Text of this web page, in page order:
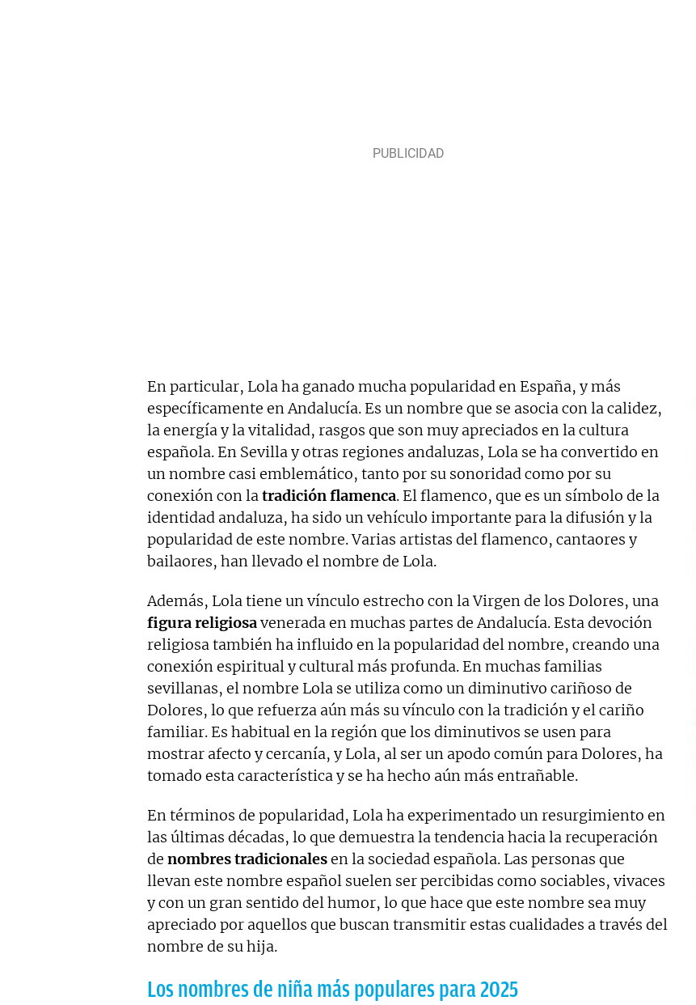
En particular, Lola ha ganado mucha popularidad en España, y más
específicamente en Andalucía. Es un nombre que se asocia con la calidez,
la energía y la vitalidad, rasgos que son muy apreciados en la cultura
española. En Sevilla y otras regiones andaluzas, Lola se ha convertido en
un nombre casi emblemático, tanto por su sonoridad como por su
conexión con latradición flamenca. El flamenco, que es un símbolo de la
identidad andaluza, ha sido un vehículo importante para la difusión y la
popularidad de este nombre. Varias artistas del flamenco, cantaores y
bailaores, han llevado el nombre de Lola.
Además, Lola tiene un vínculo estrecho con la Virgen de los Dolores, una
figura religiosavenerada en muchas partes de Andalucía. Esta devoción
religiosa también ha influido en la popularidad del nombre, creando una
conexión espiritual y cultural más profunda. En muchas familias
sevillanas, el nombre Lola se utiliza como un diminutivo cariñoso de
Dolores, lo que refuerza aún más su vínculo con la tradición y el cariño
familiar. Es habitual en la región que los diminutivos se usen para
mostrar afecto y cercanía, y Lola, al ser un apodo común para Dolores, ha
tomado esta característica y se ha hecho aún más entrañable.
En términos de popularidad, Lola ha experimentado un resurgimiento en
las últimas décadas, lo que demuestra la tendencia hacia la recuperación
de nombres tradicionalesen la sociedad española. Las personas que
llevan este nombre español suelen ser percibidas como sociables, vivaces
y con un gran sentido del humor, lo que hace que este nombre sea muy
apreciado por aquellos que buscan transmitir estas cualidades a través del
nombre de su hija.
Los nombres de niña más populares para 2025